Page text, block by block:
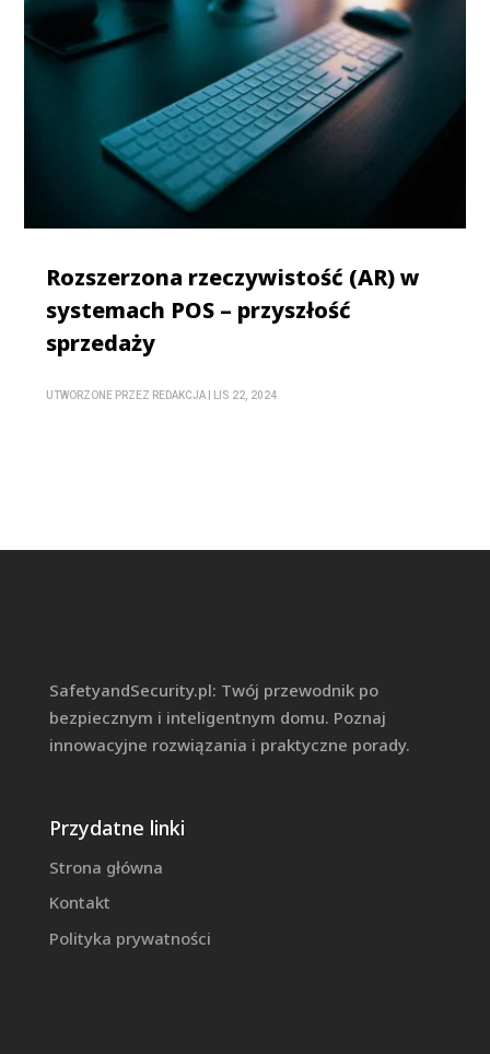
Rozszerzona rzeczywistość (AR) w
systemach POS – przyszłość
sprzedaży
UTWORZONE PRZEZ REDAKCJA LIS 22, 2024
SafetyandSecurity.pl: Twój przewodnik po
bezpiecznym i inteligentnym domu. Poznaj
innowacyjne rozwiązania i praktyczne porady.
Przydatne linki
Strona główna
Kontakt
Polityka prywatności